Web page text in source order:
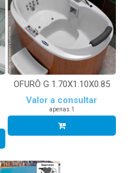
OFURÔ G 1.70X1.10X0.85
Valor a consultar
apenas 1